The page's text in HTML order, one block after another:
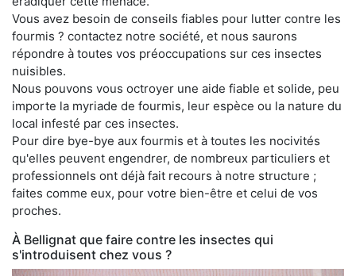
Vous avez besoin de conseils fiables pour lutter contre les
fourmis ? contactez notre société, et nous saurons
répondre à toutes vos préoccupations sur ces insectes
nuisibles.
Nous pouvons vous octroyer une aide fiable et solide, peu
importe la myriade de fourmis, leur espèce ou la nature du
local infesté par ces insectes.
Pour dire bye-bye aux fourmis et à toutes les nocivités
qu'elles peuvent engendrer, de nombreux particuliers et
professionnels ont déjà fait recours à notre structure ;
faites comme eux, pour votre bien-être et celui de vos
proches.
À Bellignat que faire contre les insectes qui
s'introduisent chez vous ?